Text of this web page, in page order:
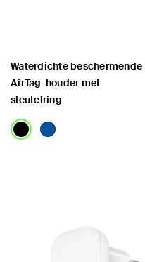
Waterdichte beschermende
AirTag-houder met
sleutelring